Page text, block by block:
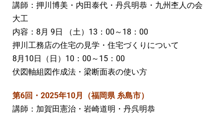
講師：押川博美・内田泰代・丹呉明恭・九州杢人の会
大工
内容：8月 9日 （土）13：00～18：00
押川工務店の住宅の見学・住宅づくりについて
8月10日（日）10：00～15：00
伏図軸組図作成法・梁断面表の使い方
第6回・2025年10月（福岡県 糸島市）
講師：加賀田憲治・岩崎道明・丹呉明恭